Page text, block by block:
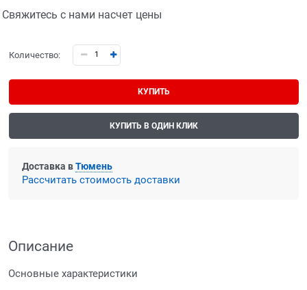
Свяжитесь с нами насчет цены
Количество:
КУПИТЬ
КУПИТЬ В ОДИН КЛИК
Доставка вТюмень
Рассчитать стоимость доставки
Описание
Основные характеристики